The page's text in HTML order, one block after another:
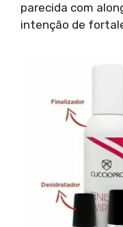
parecida com
intenção de